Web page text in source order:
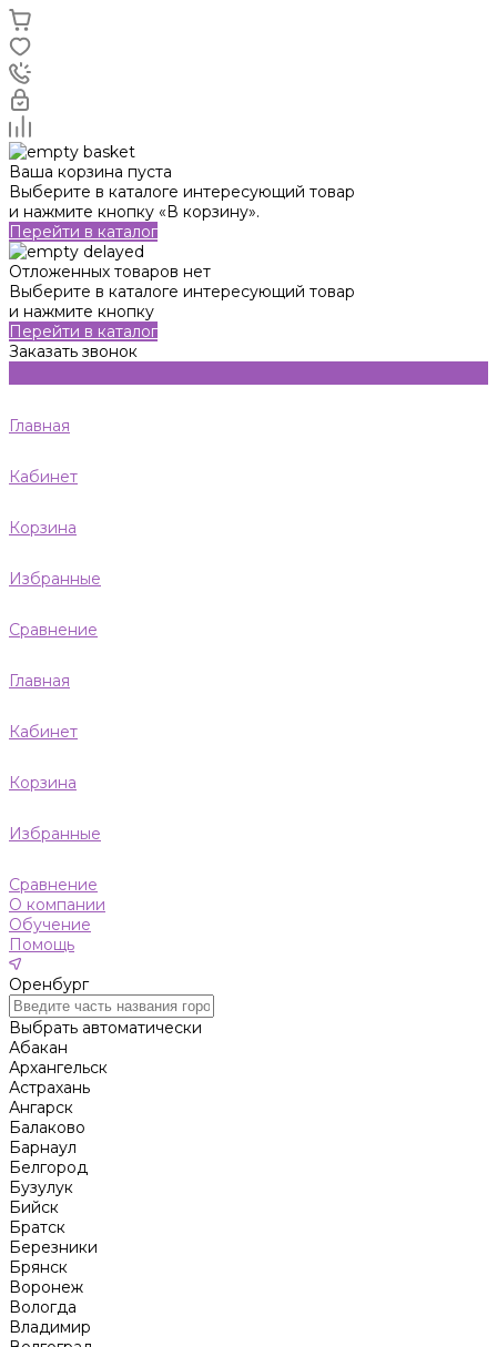
Ваша корзина пуста
Выберите в каталоге интересующий товар
и нажмите кнопку «В корзину».
Перейти в каталог
Отложенных товаров нет
Выберите в каталоге интересующий товар
и нажмите кнопку
Перейти в каталог
Заказать звонок
Главная
Кабинет
Корзина
Избранные
Сравнение
Главная
Кабинет
Корзина
Избранные
Сравнение
О компании
Обучение
Помощь
Оренбург
Выбрать автоматически
Абакан
Архангельск
Астрахань
Ангарск
Балаково
Барнаул
Белгород
Бузулук
Бийск
Братск
Березники
Брянск
Воронеж
Вологда
Владимир